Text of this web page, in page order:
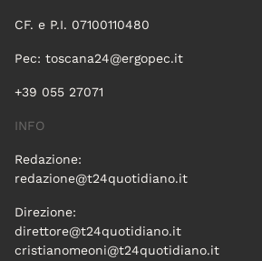
CF. e P.I. 07100110480
Pec: toscana24@ergopec.it
+39 055 27071
INFO
Redazione:
redazione@t24quotidiano.it
Direzione:
direttore@t24quotidiano.it
cristianomeoni@t24quotidiano.it